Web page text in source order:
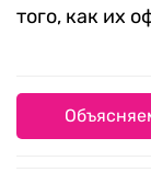
того, как их